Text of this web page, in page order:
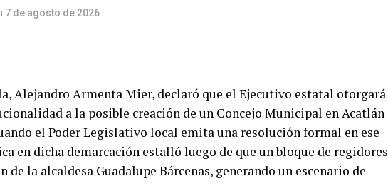
7 de agosto de 2026
Alejandro Armenta Mier, declaró que el Ejecutivo estatal otorgará
a la posible creación de un Concejo Municipal en Acatlán
el Poder Legislativo local emita una resolución formal en ese
en dicha demarcación estalló luego de que un bloque de regidores
la alcaldesa Guadalupe Bárcenas, generando un escenario de